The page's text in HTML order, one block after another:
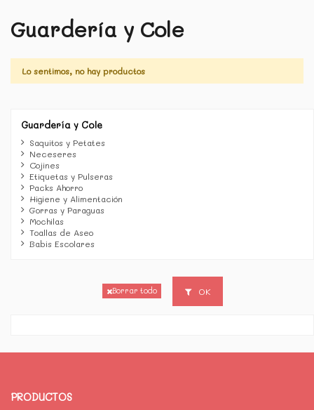
Guardería y Cole
Lo sentimos, no hay productos
Guardería y Cole
Saquitos y Petates
Neceseres
Cojines
Etiquetas y Pulseras
Packs Ahorro
Higiene y Alimentación
Gorras y Paraguas
Mochilas
Toallas de Aseo
Babis Escolares
Borrar todo OK
PRODUCTOS